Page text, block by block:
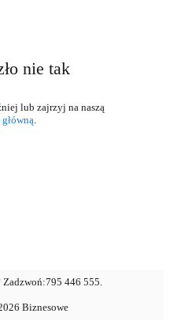
nie tak
.
Zadzwoń:795 446 555.
Biznesowe